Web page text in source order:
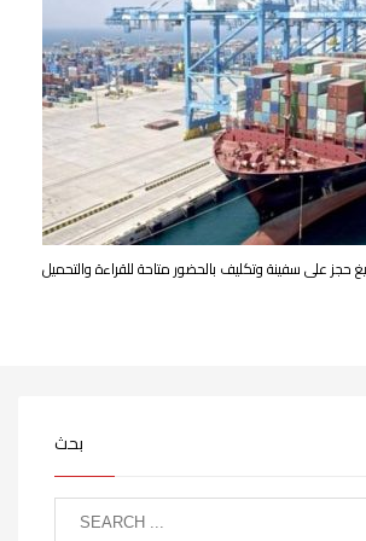
حجز على سفينة وتكليف بالحضور متاحة للقراءة والتحميل
بحث